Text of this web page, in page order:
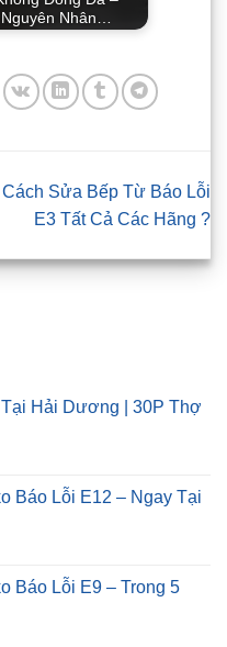
Nguyên Nhân…
Cách Sửa Bếp Từ Báo Lỗi
E3 Tất Cả Các Hãng ?
Hải Dương | 30P Thợ
Báo Lỗi E12 – Ngay Tại
Báo Lỗi E9 – Trong 5